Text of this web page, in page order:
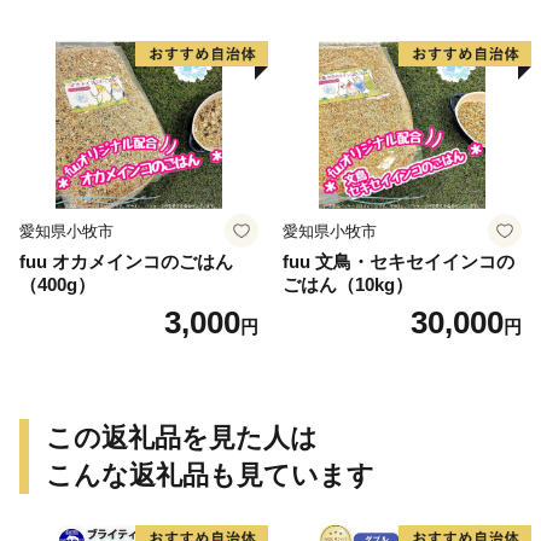
愛知県小牧市
fuu オカメインコのごはん
（400g）
3,000円
愛知県小牧市
fuu 文鳥・セキセイインコの
ごはん（10kg）
30,000円
この返礼品を見た人は
こんな返礼品も見ています